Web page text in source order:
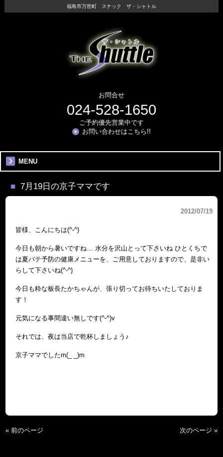
福島市万世町 スナック ザ・シャトル
お問合せ
024-528-1650
ご予約優先営業中です
お問い合わせはこちら!!
MENU
7月19日の京子ママです
2012/07/19
皆様、こんにちは(^-^)
今日も朝から暑いですね… 水分を沢山とって下さいね ひとくちで
は夏バテ予防の健康メニューを、ご用意しておりますので、是非い
らして下さいね(^-^)
今日も粋な板長たかちゃんが、張り切ってお待ちいたしておりま
す！
元気になる事間違い無しです(^-^)v
それでは、夜は当店で乾杯しましょう♪
京子ママでしたm(_ _)m
« 前のページ 次のページ »